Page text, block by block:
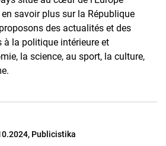
savoir plus sur la République
des actualités et des
à la politique intérieure et
la science, au sport, la culture,
Publicistika